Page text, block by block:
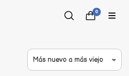
0